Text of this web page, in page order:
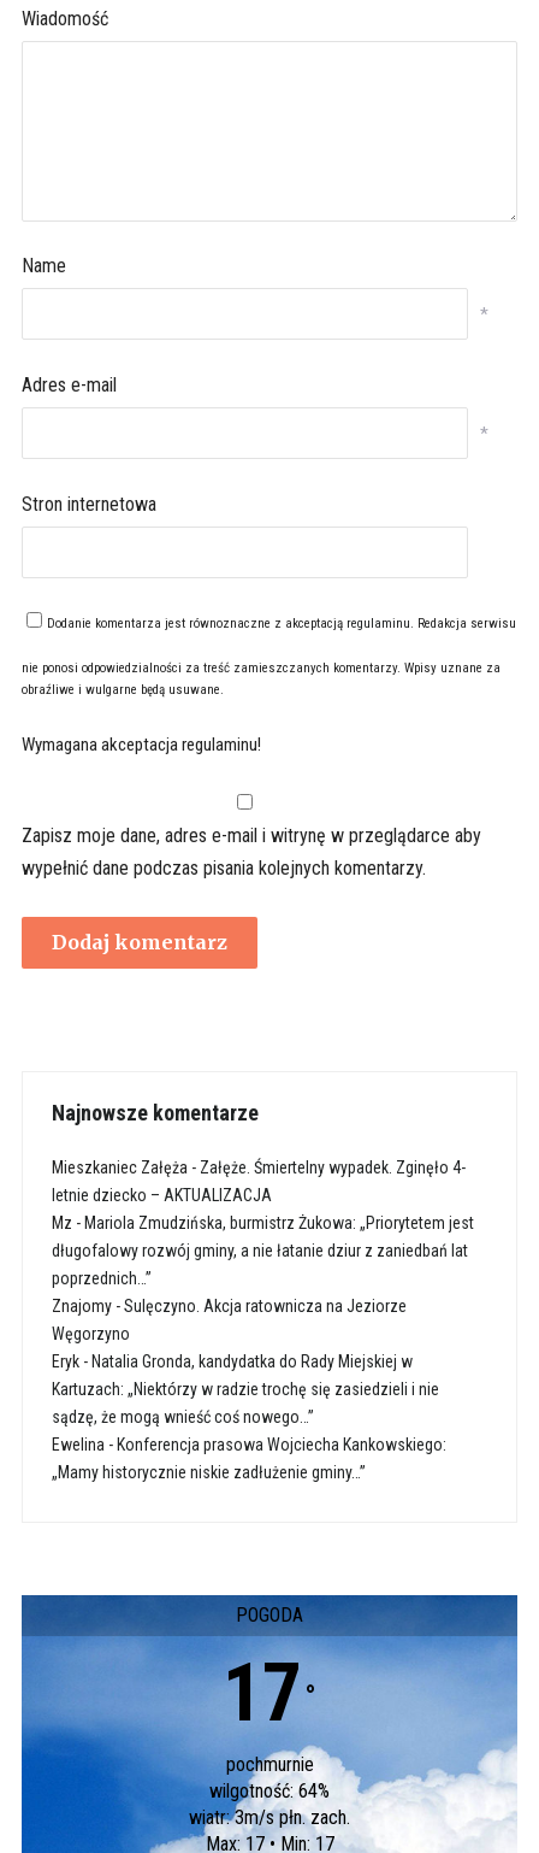
Wiadomość
Name
*
Adres e-mail
*
Stron internetowa
Dodanie komentarza jest równoznaczne z akceptacją regulaminu. Redakcja serwisu
nie ponosi odpowiedzialności za treść zamieszczanych komentarzy. Wpisy uznane za
obraźliwe i wulgarne będą usuwane.
Wymagana akceptacja regulaminu!
Zapisz moje dane, adres e-mail i witrynę w przeglądarce aby
wypełnić dane podczas pisania kolejnych komentarzy.
Najnowsze komentarze
Mieszkaniec Załęża - Załęże. Śmiertelny wypadek. Zginęło 4-
letnie dziecko – AKTUALIZACJA
Mz - Mariola Zmudzińska, burmistrz Żukowa: „Priorytetem jest
długofalowy rozwój gminy, a nie łatanie dziur z zaniedbań lat
poprzednich…”
Znajomy-Sulęczyno. Akcja ratownicza na Jeziorze
Węgorzyno
Eryk- Natalia Gronda, kandydatka do Rady Miejskiej w
Kartuzach: „Niektórzy w radzie trochę się zasiedzieli i nie
sądzę, że mogą wnieść coś nowego…”
Ewelina - Konferencja prasowa Wojciecha Kankowskiego:
„Mamy historycznie niskie zadłużenie gminy…”
POGODA
17 °
pochmurnie
wilgotność: 64%
wiatr: 3m/s płn. zach.
Max: 17 • Min: 17